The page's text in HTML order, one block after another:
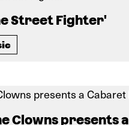
Street Fighter'
Clowns presents a